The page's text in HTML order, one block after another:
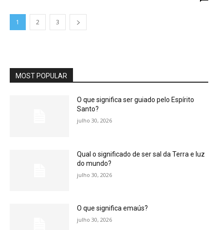
1 2 3
MOST POPULAR
O que significa ser guiado pelo Espírito
Santo?
julho 30, 2026
Qual o significado de ser sal da Terra e luz
do mundo?
julho 30, 2026
O que significa emaús?
julho 30, 2026